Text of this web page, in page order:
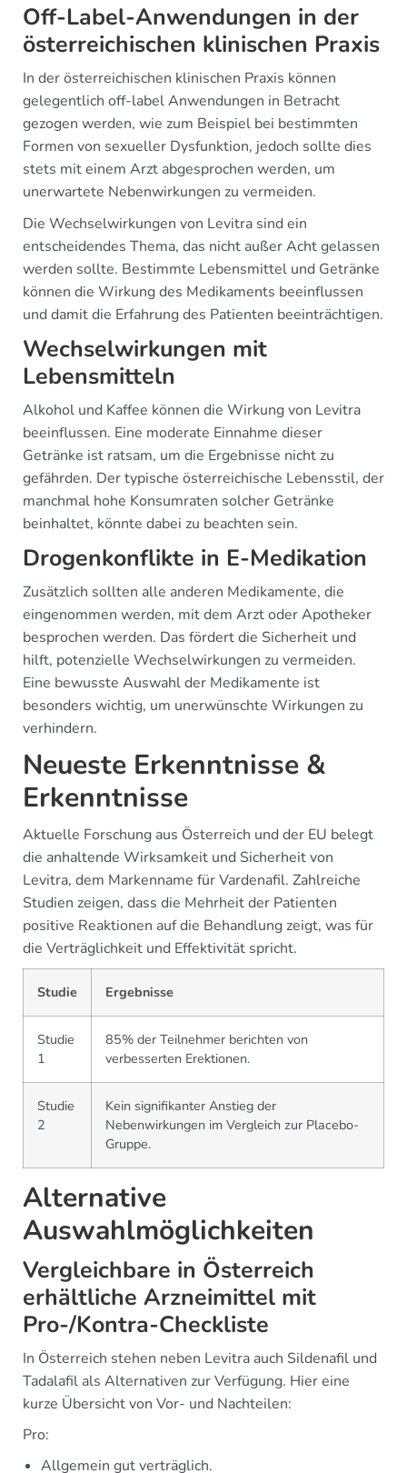
Off-Label-Anwendungen in der
österreichischen klinischen Praxis
In der österreichischen klinischen Praxis können
gelegentlich off-label Anwendungen in Betracht
gezogen werden, wie zum Beispiel bei bestimmten
Formen von sexueller Dysfunktion, jedoch sollte dies
stets mit einem Arzt abgesprochen werden, um
unerwartete Nebenwirkungen zu vermeiden.
Die Wechselwirkungen von Levitra sind ein
entscheidendes Thema, das nicht außer Acht gelassen
werden sollte. Bestimmte Lebensmittel und Getränke
können die Wirkung des Medikaments beeinflussen
und damit die Erfahrung des Patienten beeinträchtigen.
Wechselwirkungen mit
Lebensmitteln
Alkohol und Kaffee können die Wirkung von Levitra
beeinflussen. Eine moderate Einnahme dieser
Getränke ist ratsam, um die Ergebnisse nicht zu
gefährden. Der typische österreichische Lebensstil, der
manchmal hohe Konsumraten solcher Getränke
beinhaltet, könnte dabei zu beachten sein.
Drogenkonflikte in E-Medikation
Zusätzlich sollten alle anderen Medikamente, die
eingenommen werden, mit dem Arzt oder Apotheker
besprochen werden. Das fördert die Sicherheit und
hilft, potenzielle Wechselwirkungen zu vermeiden.
Eine bewusste Auswahl der Medikamente ist
besonders wichtig, um unerwünschte Wirkungen zu
verhindern.
Neueste Erkenntnisse &
Erkenntnisse
Aktuelle Forschung aus Österreich und der EU belegt
die anhaltende Wirksamkeit und Sicherheit von
Levitra, dem Markenname für Vardenafil. Zahlreiche
Studien zeigen, dass die Mehrheit der Patienten
positive Reaktionen auf die Behandlung zeigt, was für
die Verträglichkeit und Effektivität spricht.
Studie Ergebnisse
Studie
1
85% der Teilnehmer berichten von
verbesserten Erektionen.
Studie
2
Kein signifikanter Anstieg der
Nebenwirkungen im Vergleich zur Placebo-
Gruppe.
Alternative
Auswahlmöglichkeiten
Vergleichbare in Österreich
erhältliche Arzneimittel mit
Pro-/Kontra-Checkliste
In Österreich stehen neben Levitra auch Sildenafil und
Tadalafil als Alternativen zur Verfügung. Hier eine
kurze Übersicht von Vor- und Nachteilen:
Pro:
Allgemein gut verträglich.